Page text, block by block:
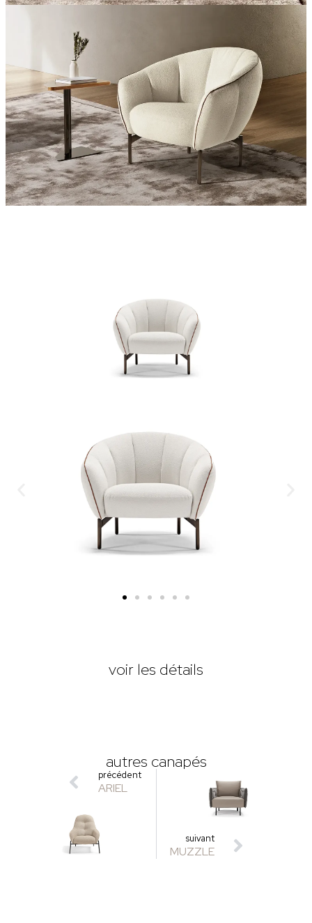
voir les détails
autres canapés
précédent
ARIEL
suivant
MUZZLE